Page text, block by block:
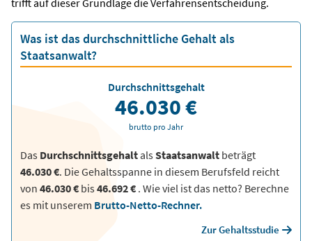
Was ist das durchschnittliche Gehalt als
Staatsanwalt?
Das DurchschnittsgehaltalsStaatsanwalt beträgt
46.030 €. Die Gehaltsspanne in diesem Berufsfeld reicht
von 46.030 € bis46.692 € . Wie viel ist das netto? Berechne
es mit unserem Brutto-Netto-Rechner.
Zur Gehaltsstudie
Durchschnittsgehalt
46.030 €
brutto pro Jahr